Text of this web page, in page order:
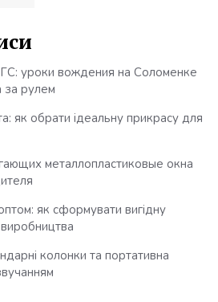
уроки вождения на Соломенке
за рулем
як обрати ідеальну прикрасу для
металлопластиковые окна
як сформувати вигідну
колонки та портативна